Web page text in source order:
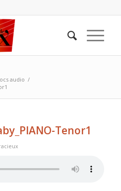
audio /
Tenor1